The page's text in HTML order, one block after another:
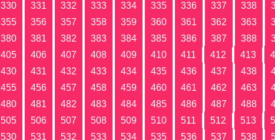
330 331 332 333 334 335 336 337 338
355 356 357 358 359 360 361 362 363
380 381 382 383 384 385 386 387 388
405 406 407 408 409 410 411 412 413
430 431 432 433 434 435 436 437 438
455 456 457 458 459 460 461 462 463
480 481 482 483 484 485 486 487 488
505 506 507 508 509 510 511 512 513
530 531 532 533 534 535 536 537 538